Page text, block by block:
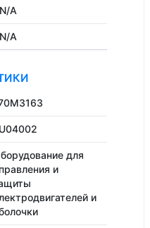
A
A
для
и
и